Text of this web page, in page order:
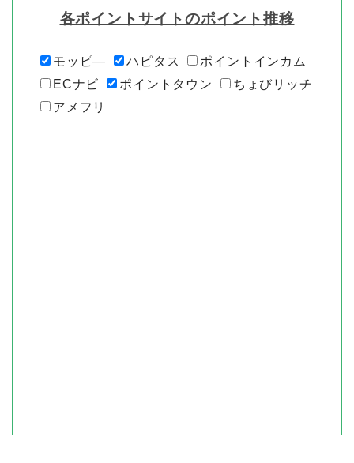
各ポイントサイトのポイント推移
モッピ― ハピタス
ポイントインカム
ECナビ
ポイントタウン
ちょびリッチ
アメフリ